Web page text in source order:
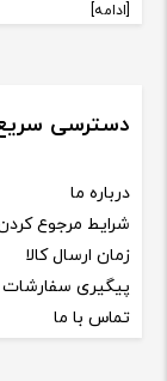
[ادامه]
دسترسی
درباره ما
شرایط مرجوع
زمان ارسال کالا
پیگیری سفارشات
تماس با ما